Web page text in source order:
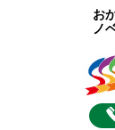
お
ノ